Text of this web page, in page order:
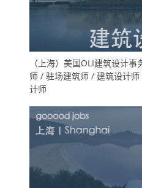
（上海）美国OLI建筑设计
师 / 驻场建筑师 / 建筑设计
计师